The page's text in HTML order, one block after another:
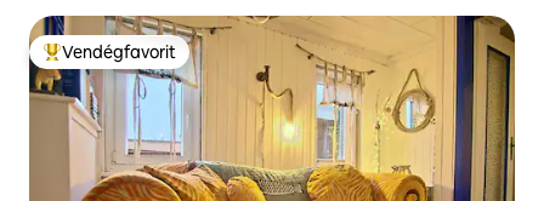
Kiemelt vendégfavorit
Vendégfavorit